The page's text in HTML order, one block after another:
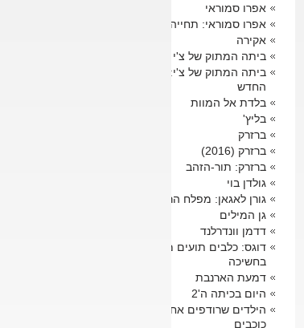
אפרו סמוראי
אפרו סמוראי: תחייה
אקירה
ביתה המתוק של צ'י
ביתה המתוק של צ'י: הבית
החדש
בלדת אל המוות
בליץ'
ברזרק
ברזרק (2016)
ברזרק: תור-הזהב
גולדן בוי
גורן לאגאן: מפלח הרקיע
גן המילים
דדמן וונדרלנד
דוגס: כלבים תועים מייללים
בחשיכה
דמעת הארנבת
היום בכיתה ה'2
הילדים שרודפים אחר
כוכבים